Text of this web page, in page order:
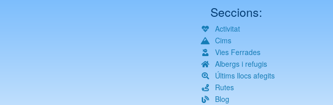
Seccions:
Activitat
Cims
Vies Ferrades
Albergs i refugis
Últims llocs afegits
Rutes
Blog